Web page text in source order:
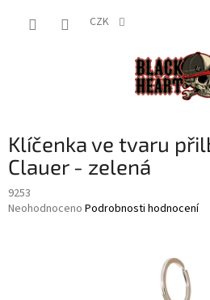
CZK
Klíčenka ve tvaru
Clauer - zelená
9253
Průměrné
Neohodnoceno Podrobnosti hodnocení